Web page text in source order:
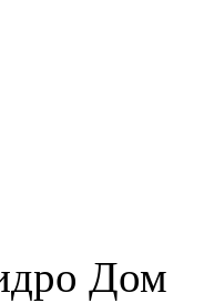
Дом